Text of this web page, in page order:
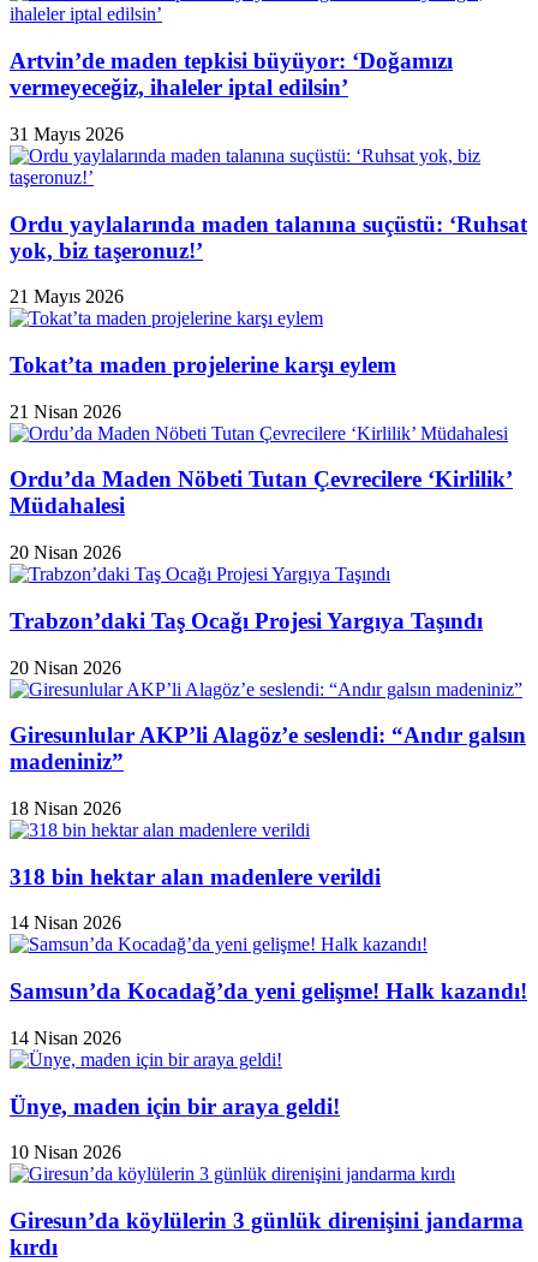
Artvin’de maden tepkisi büyüyor: ‘Doğamızı
vermeyeceğiz, ihaleler iptal edilsin’
31 Mayıs 2026
Ordu yaylalarında maden talanına suçüstü: ‘Ruhsat
yok, biz taşeronuz!’
21 Mayıs 2026
Tokat’ta maden projelerine karşı eylem
21 Nisan 2026
Ordu’da Maden Nöbeti Tutan Çevrecilere ‘Kirlilik’
Müdahalesi
20 Nisan 2026
Trabzon’daki Taş Ocağı Projesi Yargıya Taşındı
20 Nisan 2026
Giresunlular AKP’li Alagöz’e seslendi: “Andır galsın
madeniniz”
18 Nisan 2026
318 bin hektar alan madenlere verildi
14 Nisan 2026
Samsun’da Kocadağ’da yeni gelişme! Halk kazandı!
14 Nisan 2026
Ünye, maden için bir araya geldi!
10 Nisan 2026
Giresun’da köylülerin 3 günlük direnişini jandarma
kırdı